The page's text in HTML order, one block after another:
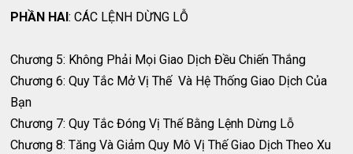
PHẦN HAI: CÁC LỆNH DỪNG LỖ
Chương 5: Không Phải Mọi Giao Dịch Đều Chiến Thắng
Chương 6: Quy Tắc Mở Vị Thế Và Hệ Thống Giao Dịch Của
Bạn
Chương 7: Quy Tắc Đóng Vị Thế Bằng Lệnh Dừng Lỗ
Chương 8: Tăng Và Giảm Quy Mô Vị Thế Giao Dịch Theo Xu